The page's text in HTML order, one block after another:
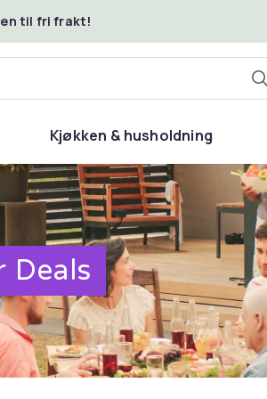
til fri frakt!
Kjøkken & husholdning
Deals